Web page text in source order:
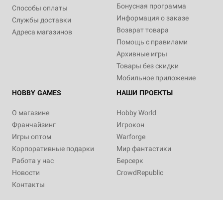
Способы оплаты
Службы доставки
Адреса магазинов
Бонусная программа
Информация о заказе
Возврат товара
Помощь с правилами
Архивные игры
Товары без скидки
Мобильное приложение
HOBBY GAMES
О магазине
Франчайзинг
Игры оптом
Корпоративные подарки
Работа у нас
Новости
Контакты
НАШИ ПРОЕКТЫ
Hobby World
Игрокон
Warforge
Мир фантастики
Берсерк
CrowdRepublic